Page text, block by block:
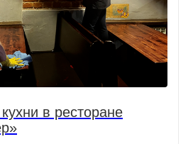
в ресторане